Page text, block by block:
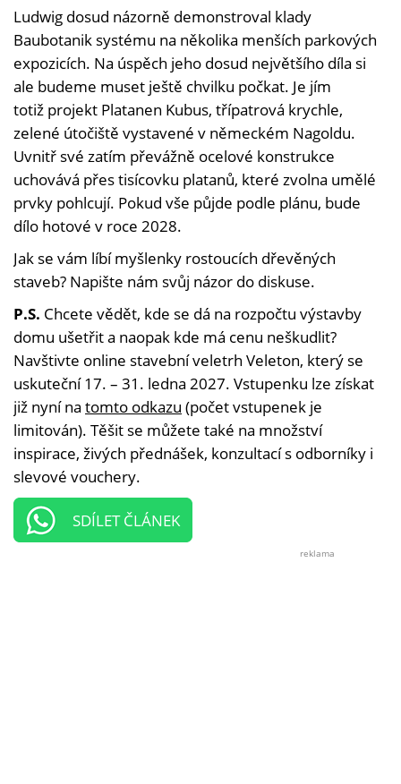
Ludwig dosud názorně demonstroval klady
Baubotanik systému na několika menších parkových
expozicích. Na úspěch jeho dosud největšího díla si
ale budeme muset ještě chvilku počkat. Je jím
totiž projekt Platanen Kubus, třípatrová krychle,
zelené útočiště vystavené v německém Nagoldu.
Uvnitř své zatím převážně ocelové konstrukce
uchovává přes tisícovku platanů, které zvolna umělé
prvky pohlcují. Pokud vše půjde podle plánu, bude
dílo hotové v roce 2028.
Jak se vám líbí myšlenky rostoucích dřevěných
staveb? Napište nám svůj názor do diskuse.
P.S. Chcete vědět, kde se dá na rozpočtu výstavby
domu ušetřit a naopak kde má cenu neškudlit?
Navštivte online stavební veletrh Veleton, který se
uskuteční 17. – 31. ledna 2027. Vstupenku lze získat
již nyní na tomto odkazu (počet vstupenek je
limitován). Těšit se můžete také na množství
inspirace, živých přednášek, konzultací s odborníky i
slevové vouchery.
SDÍLET ČLÁNEK
reklama